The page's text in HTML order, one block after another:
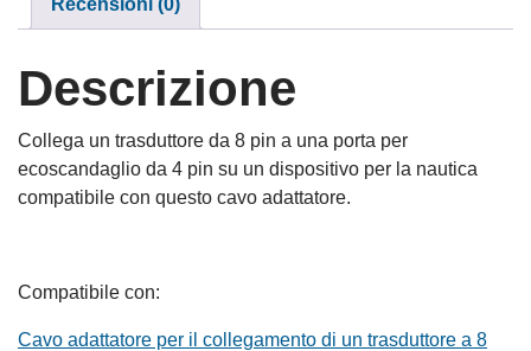
Descrizione
Collega un trasduttore da 8 pin a una porta per
ecoscandaglio da 4 pin su un dispositivo per la nautica
compatibile con questo cavo adattatore.
Compatibile con:
Cavo adattatore per il collegamento di un trasduttore a 8